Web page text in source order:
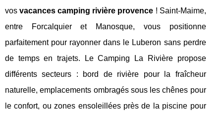
vosvacances camping rivière provence ! Saint-Maime,
entre Forcalquier et Manosque, vous positionne
parfaitement pour rayonner dans le Luberon sans perdre
de temps en trajets. Le Camping La Rivière propose
différents secteurs : bord de rivière pour la fraîcheur
naturelle, emplacements ombragés sous les chênes pour
le confort, ou zones ensoleillées près de la piscine pour